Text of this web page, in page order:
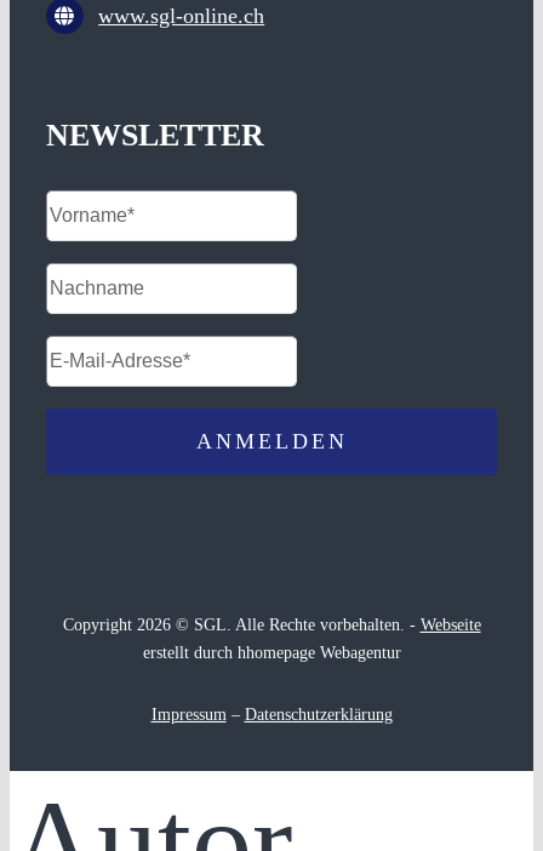
www.sgl-online.ch
NEWSLETTER
Copyright 2026 © SGL. Alle Rechte vorbehalten. - Webseite
erstellt durch hhomepage Webagentur
Impressum– Datenschutzerklärung